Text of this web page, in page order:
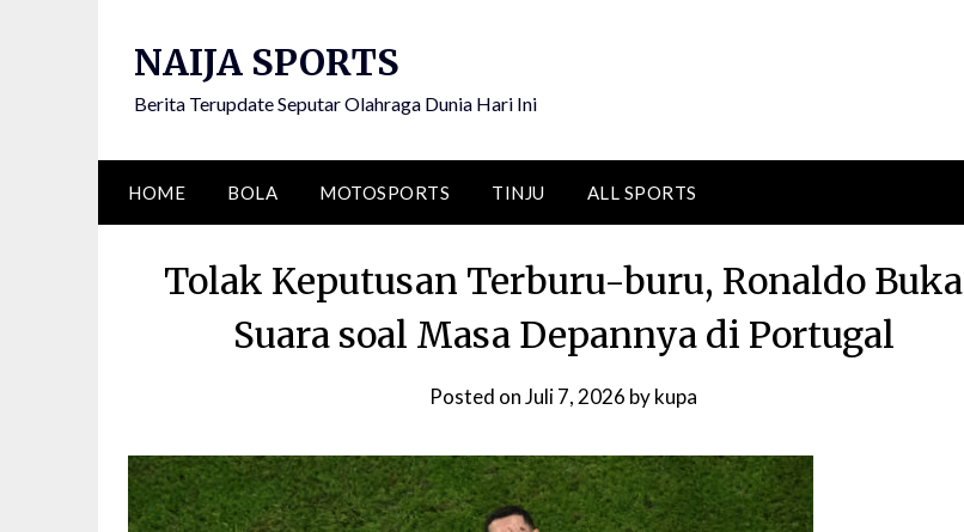
NAIJA SPORTS
Berita Terupdate Seputar Olahraga Dunia Hari Ini
HOME BOLA MOTOSPORTS TINJU ALL SPORTS
Tolak Keputusan Terburu-buru, Ronaldo Buka
Suara soal Masa Depannya di Portugal
Posted onJuli 7, 2026 bykupa